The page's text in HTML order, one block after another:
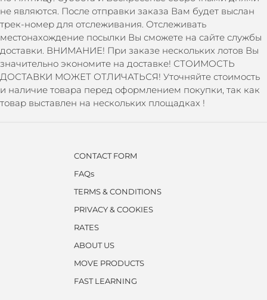
не являются. После отправки заказа Вам будет выслан
трек-номер для отслеживания. Отслеживать
местонахождение посылки Вы сможете на сайте службы
доставки. ВНИМАНИЕ! При заказе нескольких лотов Вы
значительно экономите на доставке! СТОИМОСТЬ
ДОСТАВКИ МОЖЕТ ОТЛИЧАТЬСЯ! Уточняйте стоимость
и наличие товара перед оформлением покупки, так как
товар выставлен на нескольких площадках !
CONTACT FORM
FAQs
TERMS & CONDITIONS
PRIVACY & COOKIES
RATES
ABOUT US
MOVE PRODUCTS
FAST LEARNING